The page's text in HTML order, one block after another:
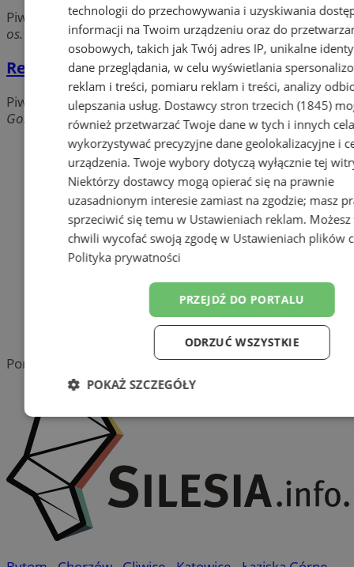
Piwiarnie, bary, puby
os. 1 Maja, 44-304 Wodzisław Śląski
Remiza Pub
Piwiarnie, bary, puby
Gosława, 44-300 Wodzisław Śląski
Dodaj firmę
Pozostałe firmy w kategorii
reklama
Tworzenie stron www -
Portal należy do sieci
technologii do przechowywania i uzyskiwania
informacji na Twoim urządzeniu oraz do
osobowych, takich jak Twój adres IP, unikalne
dane przeglądania, w celu wyświetlania
reklam i treści, pomiaru reklam i treści, analizy
ulepszania usług. Dostawcy stron trzecich (1845)
również przetwarzać Twoje dane w tych i innych
wykorzystywać precyzyjne dane geolokalizacyjne i
urządzenia. Twoje wybory dotyczą wyłącznie tej
Niektórzy dostawcy mogą opierać się na prawnie
uzasadnionym interesie zamiast na zgodzie; masz
sprzeciwić się temu w Ustawieniach reklam.
chwili wycofać swoją zgodę w Ustawieniach plików
Polityka prywatności
PRZEJDŹ DO PORTALU
ODRZUĆ WSZYSTKIE
POKAŻ SZCZEGÓŁY
Niezbędne Wydajność
Funkcjonalność